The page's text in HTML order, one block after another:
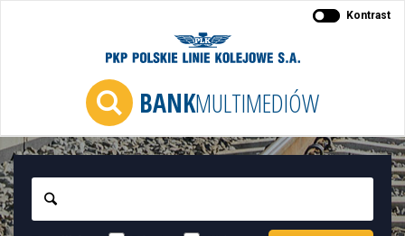
BANKMULTIMEDIÓW
Kontrast